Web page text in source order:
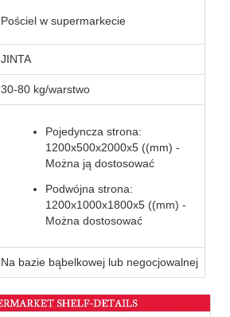
Pościel w supermarkecie
JINTA
30-80 kg/warstwo
Pojedyncza strona:
1200x500x2000x5 ((mm) -
Można ją dostosować
Podwójna strona:
1200x1000x1800x5 ((mm) -
Można dostosować
Na bazie bąbelkowej lub negocjowalnej